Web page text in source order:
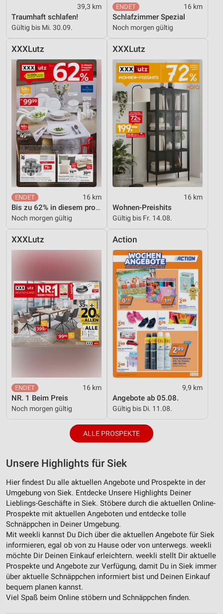
39,3 km
Traumhaft schlafen!
Gültig bis Mi. 30.09.
16 km
Schlafzimmer Spezial
Noch morgen gültig
XXXLutz
16 km
Bis zu 62% in diesem prospekt
Noch morgen gültig
XXXLutz
16 km
Wohnen-Preishits
Gültig bis Fr. 14.08.
XXXLutz
16 km
NR. 1 Beim Preis
Noch morgen gültig
Action
9,9 km
Angebote ab 05.08.
Gültig bis Di. 11.08.
ALLE PROSPEKTE
Unsere Highlights für Siek
Hier findest Du alle aktuellen Angebote und Prospekte in der
Umgebung von Siek. Entdecke Unsere Highlights Deiner
Lieblings-Geschäfte in Siek. Stöbere durch die aktuellen Online-
Prospekte mit aktuellen Angeboten und entdecke tolle
Schnäppchen in Deiner Umgebung.
Mit weekli kannst Du Dich über die aktuellen Angebote für Siek
informieren, egal ob von zu Hause oder von unterwegs. weekli
möchte Dir Deinen Einkauf erleichtern. weekli stellt Dir aktuelle
Prospekte und Angebote zur Verfügung, damit Du in Siek immer
über aktuelle Schnäppchen informiert bist und Deinen Einkauf
bequem planen kannst.
Viel Spaß beim Online stöbern und Schnäppchen finden.
Werbung